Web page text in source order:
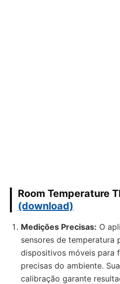
Room Temperature
(download)
Medições Precisas: O
sensores de temperatura
dispositivos móveis para
precisas do ambiente.
calibração garante